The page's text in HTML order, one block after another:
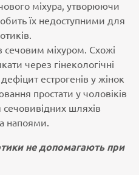
міхура, утворюючи
їх недоступними для
сечовим міхуром. Схожі
через гінекологічні
естрогенів у жінок
простати у чоловіків
шляхів
напоями.
не допомагають при